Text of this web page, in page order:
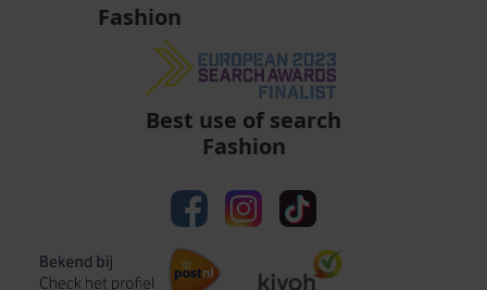
Fashion
Best use of search
Fashion